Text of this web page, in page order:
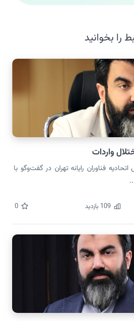
را بخوانید
واردات
فناوران رایانه تهران در گفت‌وگو با
109 بازدید 0